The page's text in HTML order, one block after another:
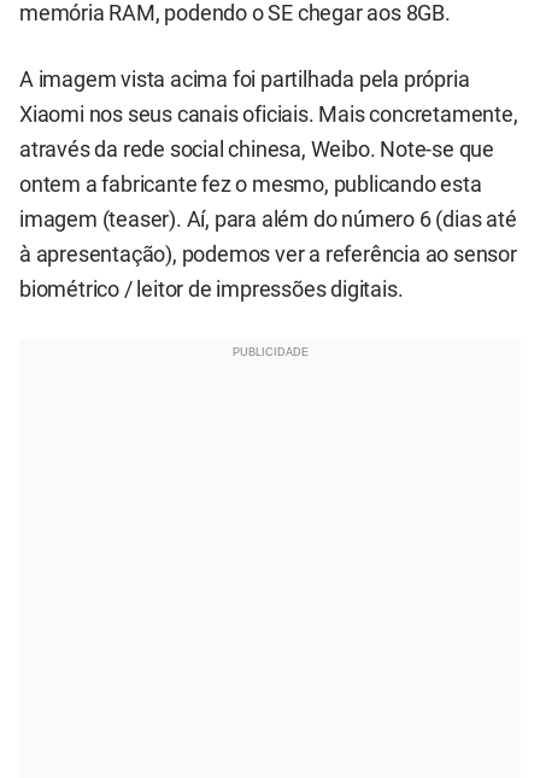
memória RAM, podendo o SE chegar aos 8GB.
A imagem vista acima foi partilhada pela própria
Xiaomi nos seus canais oficiais. Mais concretamente,
através da rede social chinesa, Weibo. Note-se que
ontem a fabricante fez o mesmo, publicandoesta
imagem (teaser). Aí, para além do número 6 (dias até
à apresentação), podemos ver a referência ao sensor
biométrico / leitor de impressões digitais.